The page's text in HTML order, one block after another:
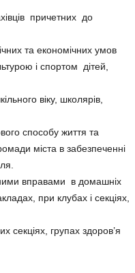
причетних до
та економічних умов
і спортом дітей,
віку, школярів,
способу життя та
міста в забезпеченні
вправами в домашніх
при клубах і секціях,
секціях, групах здоров’я